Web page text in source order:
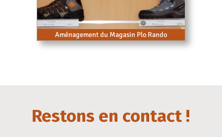
Aménagement du Magasin Plo Rando
Restons en contact !